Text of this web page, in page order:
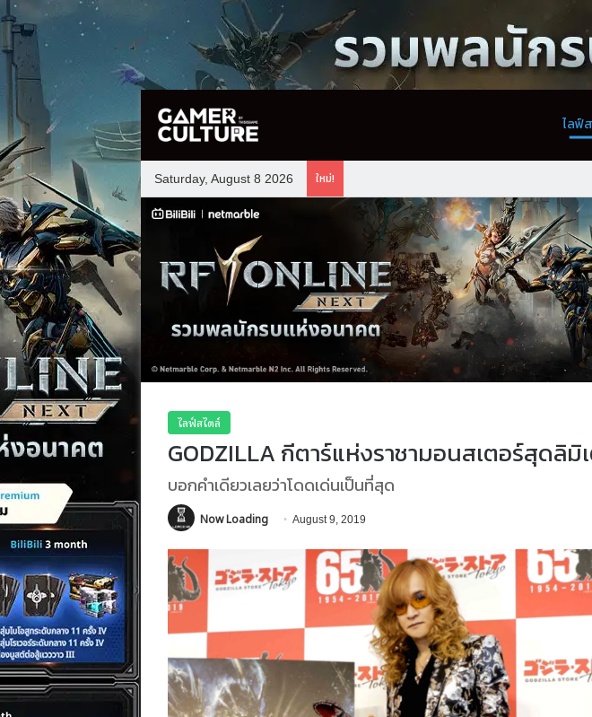
ไลฟ์
Saturday, August 8 2026 ใหม่!
ไลฟ์สไตล์
GODZILLA กีตาร์แห่งราชามอนสเตอร์สุดลิมิ
บอกคำเดียวเลยว่าโดดเด่นเป็นที่สุด
Now Loading August 9, 2019